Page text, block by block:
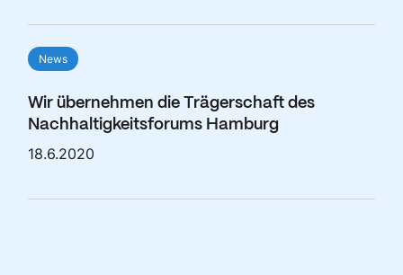
News
Wir übernehmen die Trägerschaft des
Nachhaltigkeitsforums Hamburg
18.6.2020